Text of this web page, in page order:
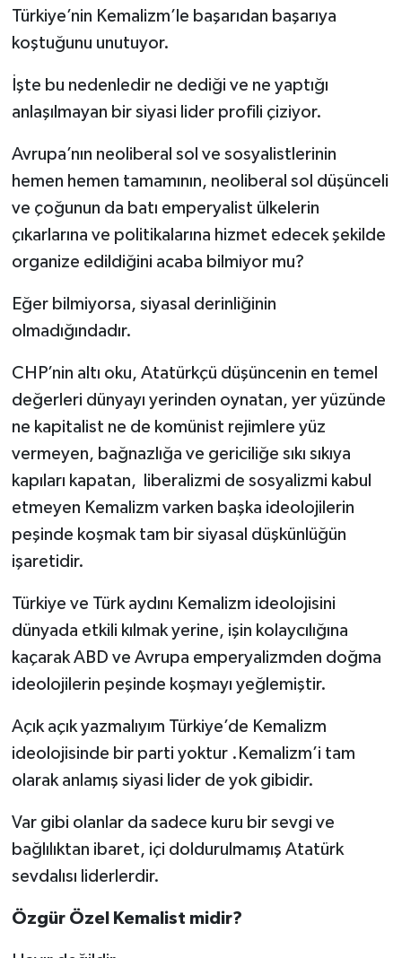
Türkiye’nin Kemalizm’le başarıdan başarıya
koştuğunu unutuyor.
İşte bu nedenledir ne dediği ve ne yaptığı
anlaşılmayan bir siyasi lider profili çiziyor.
Avrupa’nın neoliberal sol ve sosyalistlerinin
hemen hemen tamamının, neoliberal sol düşünceli
ve çoğunun da batı emperyalist ülkelerin
çıkarlarına ve politikalarına hizmet edecek şekilde
organize edildiğini acaba bilmiyor mu?
Eğer bilmiyorsa, siyasal derinliğinin
olmadığındadır.
CHP’nin altı oku, Atatürkçü düşüncenin en temel
değerleri dünyayı yerinden oynatan, yer yüzünde
ne kapitalist ne de komünist rejimlere yüz
vermeyen, bağnazlığa ve gericiliğe sıkı sıkıya
kapıları kapatan, liberalizmi de sosyalizmi kabul
etmeyen Kemalizm varken başka ideolojilerin
peşinde koşmak tam bir siyasal düşkünlüğün
işaretidir.
Türkiye ve Türk aydını Kemalizm ideolojisini
dünyada etkili kılmak yerine, işin kolaycılığına
kaçarak ABD ve Avrupa emperyalizmden doğma
ideolojilerin peşinde koşmayı yeğlemiştir.
Açık açık yazmalıyım Türkiye’de Kemalizm
ideolojisinde bir parti yoktur .Kemalizm’i tam
olarak anlamış siyasi lider de yok gibidir.
Var gibi olanlar da sadece kuru bir sevgi ve
bağlılıktan ibaret, içi doldurulmamış Atatürk
sevdalısı liderlerdir.
Özgür Özel Kemalist midir?
Yaşam